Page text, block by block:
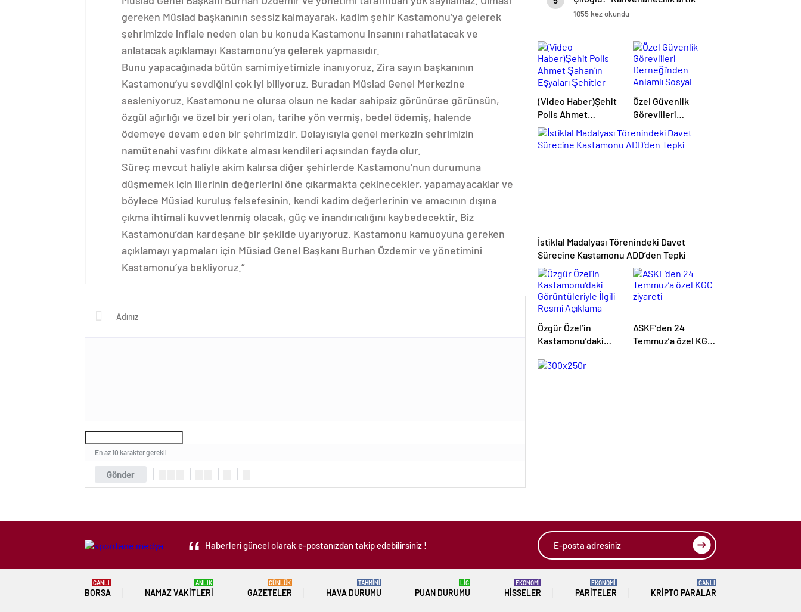
gereken Müsiad başkanının sessiz kalmayarak, kadim şehir Kastamonu’ya gelerek
şehrimizde infiale neden olan bu konuda Kastamonu insanını rahatlatacak ve
anlatacak açıklamayı Kastamonu’ya gelerek yapmasıdır.
Bunu yapacağınada bütün samimiyetimizle inanıyoruz. Zira sayın başkanının
Kastamonu’yu sevdiğini çok iyi biliyoruz. Buradan Müsiad Genel Merkezine
sesleniyoruz. Kastamonu ne olursa olsun ne kadar sahipsiz görünürse görünsün,
özgül ağırlığı ve özel bir yeri olan, tarihe yön vermiş, bedel ödemiş, halende
ödemeye devam eden bir şehrimizdir. Dolayısıyla genel merkezin şehrimizin
namütenahi vasfını dikkate alması kendileri açısından fayda olur.
Süreç mevcut haliyle akim kalırsa diğer şehirlerde Kastamonu’nun durumuna
düşmemek için illerinin değerlerini öne çıkarmakta çekinecekler, yapamayacaklar ve
böylece Müsiad kuruluş felsefesinin, kendi kadim değerlerinin ve amacının dışına
çıkma ihtimali kuvvetlenmiş olacak, güç ve inandırıcılığını kaybedecektir. Biz
Kastamonu’dan kardeşane bir şekilde uyarıyoruz. Kastamonu kamuoyuna gereken
açıklamayı yapmaları için Müsiad Genel Başkanı Burhan Özdemir ve yönetimini
Kastamonu’ya bekliyoruz.”
Gönder
En az 10 karakter gerekli
bitme noktasına geldi”
1055 kez okundu
(Video Haber)Şehit
Polis Ahmet
Şahan’ın Eşyaları
Şehitler Müzesi’ne
Özel Güvenlik
Görevlileri
Derneği’nden
Anlamlı Sosyal
Sorumluluk
İstiklal Madalyası Törenindeki Davet
Sürecine Kastamonu ADD’den Tepki
Özgür Özel’in
Kastamonu’daki
Resmi Açıklama
ASKF’den 24
Temmuz’a özel KGC
Haberleri güncel olarak e-postanızdan takip edebilirsiniz !
BORSA
CANLI
NAMAZ VAKITLERI
ANLIK
GAZETELER
GÜNLÜK
HAVA DURUMU
TAHMİNİ
PUAN DURUMU
LİG
HISSELER
EKONOMİ
PARITELER
EKONOMİ
KRIPTO PARALAR
CANLI